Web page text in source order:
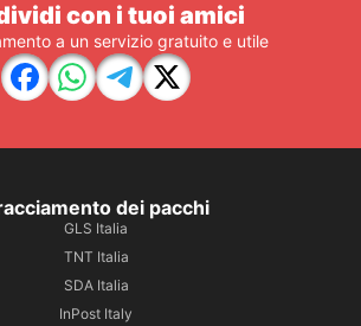
con i tuoi amici
a un servizio gratuito e utile
dei pacchi
GLS Italia
TNT Italia
SDA Italia
InPost Italy